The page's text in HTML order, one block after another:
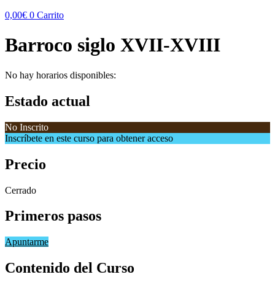
0,00€ 0 Carrito
Barroco siglo XVII-XVIII
No hay horarios disponibles:
Estado actual
No Inscrito
Inscríbete en este curso para obtener acceso
Precio
Cerrado
Primeros pasos
Apuntarme
Contenido del Curso